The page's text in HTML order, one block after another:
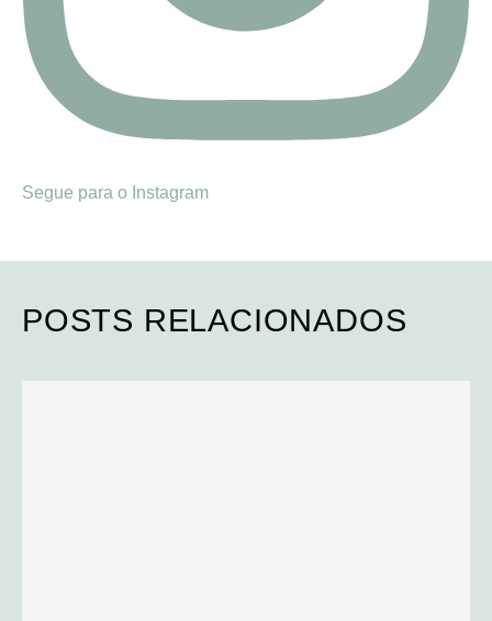
Segue para o Instagram
POSTS RELACIONADOS